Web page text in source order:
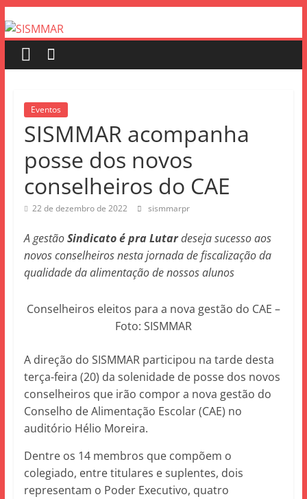
Eventos
SISMMAR acompanha
posse dos novos
conselheiros do CAE
22 de dezembro de 2022 sismmarpr
A gestãoSindicato é pra Lutardeseja sucesso aos
novos conselheiros nesta jornada de fiscalização da
qualidade da alimentação de nossos alunos
Conselheiros eleitos para a nova gestão do CAE –
Foto: SISMMAR
A direção do SISMMAR participou na tarde desta
terça-feira (20) da solenidade de posse dos novos
conselheiros que irão compor a nova gestão do
Conselho de Alimentação Escolar (CAE) no
auditório Hélio Moreira.
Dentre os 14 membros que compõem o
colegiado, entre titulares e suplentes, dois
representam o Poder Executivo, quatro